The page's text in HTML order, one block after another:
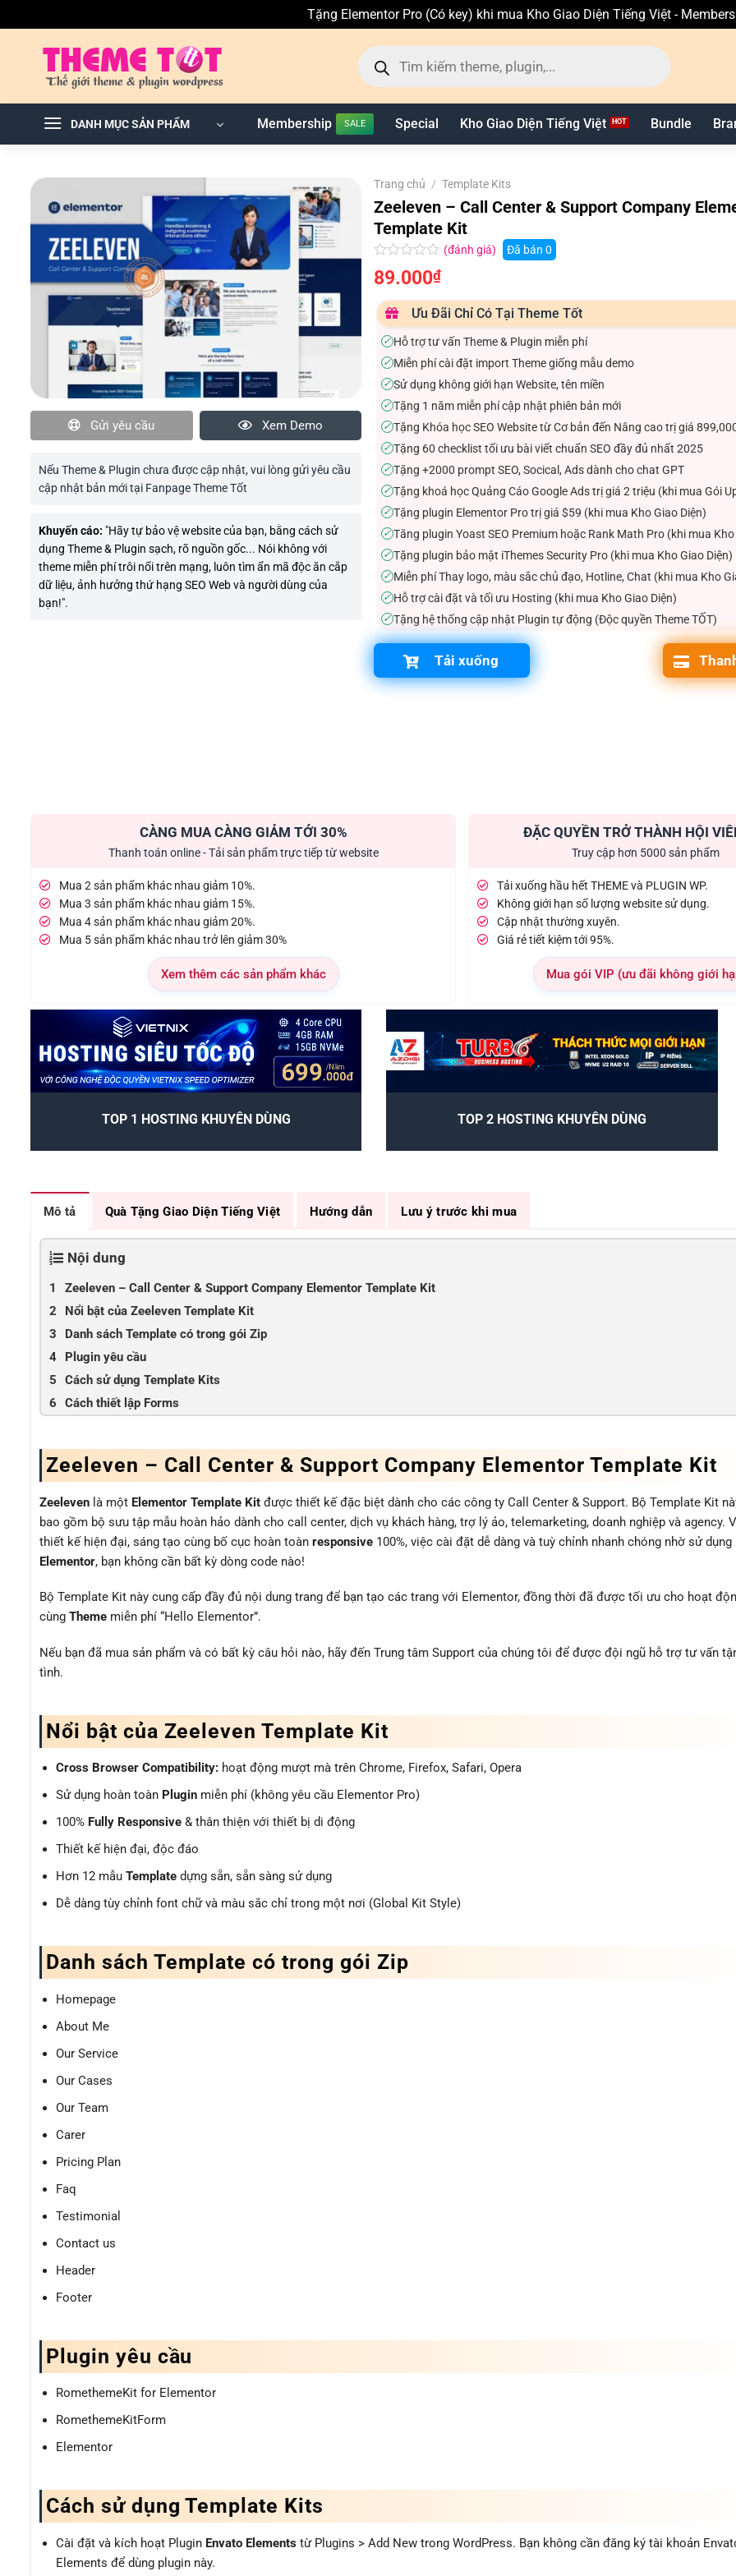
Tặng Elementor Pro (Có key) khi mua Kho Giao Diện Tiếng Việt -
Tìm
kiếm
sản
phẩm
DANH MỤC SẢN PHẨM Membership Special Kho Giao Diện Tiếng Việt Bundle
Gửi yêu cầu Xem Demo
Nếu Theme & Plugin chưa được cập nhật, vui lòng gửi yêu cầu
cập nhật bản mới tại Fanpage Theme Tốt
Khuyến cáo: "Hãy tự bảo vệ website của bạn, bằng cách sử
dụng Theme & Plugin sạch, rõ nguồn gốc... Nói không với
theme miễn phí trôi nổi trên mạng, luôn tìm ẩn mã độc ăn cắp
dữ liệu, ảnh hưởng thứ hạng SEO Web và người dùng của
bạn!".
Trang chủ / Template Kits
Zeeleven – Call Center & Support Company
Template Kit
Được
xếp
0.0
5
sao
(đánh giá) Đã bán0
89.000₫
Ưu Đãi Chỉ Có Tại Theme Tốt
✓Hỗ trợ tư vấn Theme & Plugin miễn phí
✓Miễn phí cài đặt import Theme giống mẫu demo
✓Sử dụng không giới hạn Website, tên miền
✓Tặng 1 năm miễn phí cập nhật phiên bản mới
✓Tặng Khóa học SEO Website từ Cơ bản đến Nâng cao trị giá
✓Tặng 60 checklist tối ưu bài viết chuẩn SEO đầy đủ nhất 2025
✓Tặng +2000 prompt SEO, Socical, Ads dành cho chat GPT
✓Tặng khoá học Quảng Cáo Google Ads trị giá 2 triệu (khi mua Gói
✓Tặng plugin Elementor Pro trị giá $59 (khi mua Kho Giao Diện)
✓Tăng plugin Yoast SEO Premium hoặc Rank Math Pro (khi mua Kho
✓Tặng plugin bảo mật iThemes Security Pro (khi mua Kho Giao Diện)
✓Miễn phí Thay logo, màu sắc chủ đạo, Hotline, Chat (khi mua Kho
✓Hỗ trợ cài đặt và tối ưu Hosting (khi mua Kho Giao Diện)
✓Tặng hệ thống cập nhật Plugin tự động (Độc quyền Theme TỐT)
Tải xuống
CÀNG MUA CÀNG GIẢM TỚI 30%
Thanh toán online - Tải sản phẩm trực tiếp từ website
Mua 2 sản phẩm khác nhau giảm 10%.
Mua 3 sản phẩm khác nhau giảm 15%.
Mua 4 sản phẩm khác nhau giảm 20%.
Mua 5 sản phẩm khác nhau trở lên giảm 30%
Xem thêm các sản phẩm khác
ĐẶC QUYỀN TRỞ THÀNH HỘI
Truy cập hơn 5000 sản phẩm
Tải xuống hầu hết THEME và PLUGIN WP.
Không giới hạn số lượng website sử dụng.
Cập nhật thường xuyên.
Giá rẻ tiết kiệm tới 95%.
Mua gói VIP (ưu đãi không giới
TOP 1 HOSTING KHUYÊN DÙNG TOP 2 HOSTING KHUYÊN DÙNG
Mô tả Quà Tặng Giao Diện Tiếng Việt Hướng dẫn Lưu ý trước khi mua
Nội dung
Zeeleven – Call Center & Support Company Elementor Template Kit
Nổi bật của Zeeleven Template Kit
Danh sách Template có trong gói Zip
Plugin yêu cầu
Cách sử dụng Template Kits
Cách thiết lập Forms
Zeeleven – Call Center & Support Company Elementor Template Kit
Zeeleven là một Elementor Template Kit được thiết kế đặc biệt dành cho các công ty Call Center & Support. Bộ Template Kit
bao gồm bộ sưu tập mẫu hoàn hảo dành cho call center, dịch vụ khách hàng, trợ lý ảo, telemarketing, doanh nghiệp và agency.
thiết kế hiện đại, sáng tạo cùng bố cục hoàn toàn responsive 100%, việc cài đặt dễ dàng và tuỳ chỉnh nhanh chóng nhờ sử dụng
Elementor, bạn không cần bất kỳ dòng code nào!
Bộ Template Kit này cung cấp đầy đủ nội dung trang để bạn tạo các trang với Elementor, đồng thời đã được tối ưu cho hoạt
cùng Theme miễn phí “Hello Elementor”.
Nếu bạn đã mua sản phẩm và có bất kỳ câu hỏi nào, hãy đến Trung tâm Support của chúng tôi để được đội ngũ hỗ trợ tư vấn
tình.
Nổi bật của Zeeleven Template Kit
Cross Browser Compatibility:hoạt động mượt mà trên Chrome, Firefox, Safari, Opera
Sử dụng hoàn toàn Pluginmiễn phí (không yêu cầu Elementor Pro)
100% Fully Responsive& thân thiện với thiết bị di động
Thiết kế hiện đại, độc đáo
Hơn 12 mẫu Templatedựng sẵn, sẵn sàng sử dụng
Dễ dàng tùy chỉnh font chữ và màu sắc chỉ trong một nơi (Global Kit Style)
Danh sách Template có trong gói Zip
Homepage
About Me
Our Service
Our Cases
Our Team
Carer
Pricing Plan
Faq
Testimonial
Contact us
Header
Footer
Plugin yêu cầu
RomethemeKit for Elementor
RomethemeKitForm
Elementor
Cách sử dụng Template Kits
Cài đặt và kích hoạt Plugin Envato Elementstừ Plugins > Add New trong WordPress. Bạn không cần đăng ký tài khoản
Elements để dùng plugin này.